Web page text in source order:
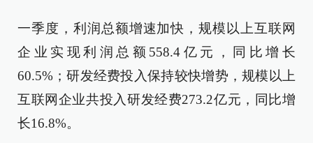
一季度，利润总额增速加快，规模以上互联网
企业实现利润总额558.4亿元，同比增长
60.5%；研发经费投入保持较快增势，规模以上
互联网企业共投入研发经费273.2亿元，同比增
长16.8%。